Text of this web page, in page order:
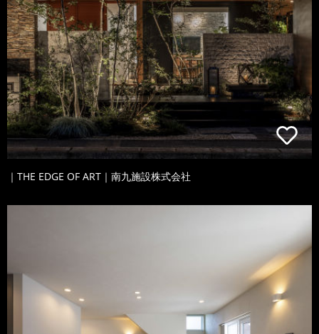
｜THE EDGE OF ART｜南九施設株式会社